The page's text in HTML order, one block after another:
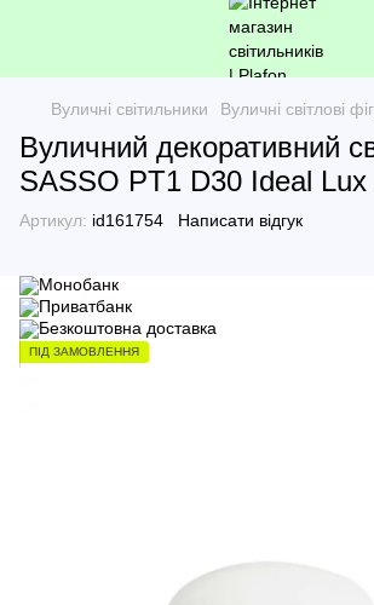
Вуличні світильники Вуличні світлові
Вуличний декоративний
SASSO PT1 D30 Ideal Lux
Артикул: id161754 Написати відгук
ПІД ЗАМОВЛЕННЯ